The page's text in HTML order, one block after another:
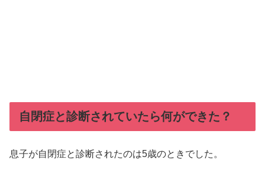
自閉症と診断されていたら何ができた？
息子が自閉症と診断されたのは5歳のときでした。